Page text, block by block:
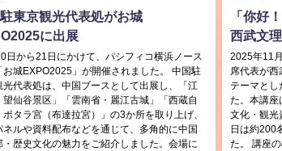
東京観光代表処がお城
に出展
日から21日にかけて、パシフィコ横浜ノース
お城EXPO2025」が開催されました。 中国駐
光代表処は、中国ブースとして出展し、「江
望仙谷景区」「雲南省・麗江古城」「西蔵自
ポタラ宮（布達拉宮）」の3か所を取り上げ、
ネルや資料配布などを通じて、多角的に中国
・歴史文化の魅力をご紹介しました。会場に
「你好
西武文
2025年11
席代表が西
テーマとし
た。本講座
文化・観光
日は約200
た。 講座